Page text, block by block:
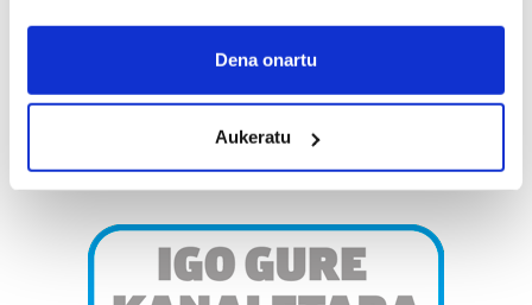
If you allow, we would also like to:
Collect information about your geographical
Identify your device by actively scanning it for
specific characteristics (fingerprinting)
and set your preferences in thedetails section.
Guk eta gure bazkideek zure datu pertsonalak
Dena onartu
Aukeratu